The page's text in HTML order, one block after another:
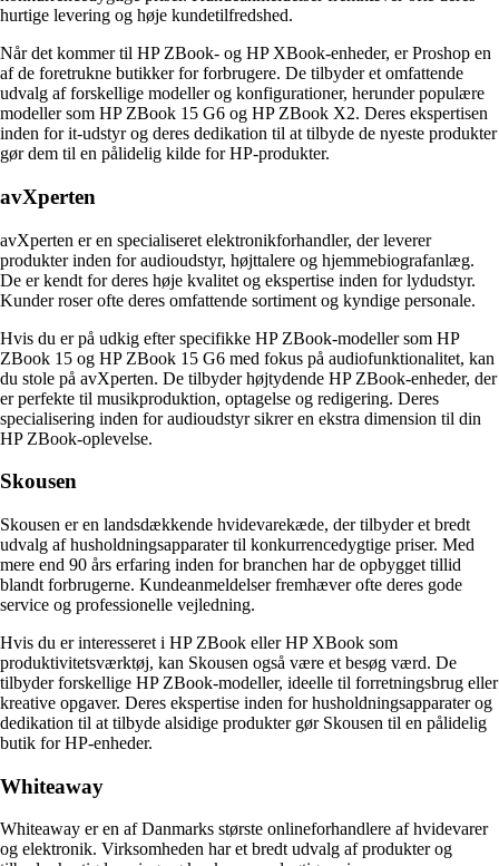
hurtige levering og høje kundetilfredshed.
Når det kommer til HP ZBook- og HP XBook-enheder, er Proshop en
af ​​de foretrukne butikker for forbrugere. De tilbyder et omfattende
udvalg af forskellige modeller og konfigurationer, herunder populære
modeller som HP ZBook 15 G6 og HP ZBook X2. Deres ekspertisen
inden for it-udstyr og deres dedikation til at tilbyde de nyeste produkter
gør dem til en pålidelig kilde for HP-produkter.
avXperten
avXperten er en specialiseret elektronikforhandler, der leverer
produkter inden for audioudstyr, højttalere og hjemmebiografanlæg.
De er kendt for deres høje kvalitet og ekspertise inden for lydudstyr.
Kunder roser ofte deres omfattende sortiment og kyndige personale.
Hvis du er på udkig efter specifikke HP ZBook-modeller som HP
ZBook 15 og HP ZBook 15 G6 med fokus på audiofunktionalitet, kan
du stole på avXperten. De tilbyder højtydende HP ZBook-enheder, der
er perfekte til musikproduktion, optagelse og redigering. Deres
specialisering inden for audioudstyr sikrer en ekstra dimension til din
HP ZBook-oplevelse.
Skousen
Skousen er en landsdækkende hvidevarekæde, der tilbyder et bredt
udvalg af husholdningsapparater til konkurrencedygtige priser. Med
mere end 90 års erfaring inden for branchen har de opbygget tillid
blandt forbrugerne. Kundeanmeldelser fremhæver ofte deres gode
service og professionelle vejledning.
Hvis du er interesseret i HP ZBook eller HP XBook som
produktivitetsværktøj, kan Skousen også være et besøg værd. De
tilbyder forskellige HP ZBook-modeller, ideelle til forretningsbrug eller
kreative opgaver. Deres ekspertise inden for husholdningsapparater og
dedikation til at tilbyde alsidige produkter gør Skousen til en pålidelig
butik for HP-enheder.
Whiteaway
Whiteaway er en af Danmarks største onlineforhandlere af hvidevarer
og elektronik. Virksomheden har et bredt udvalg af produkter og